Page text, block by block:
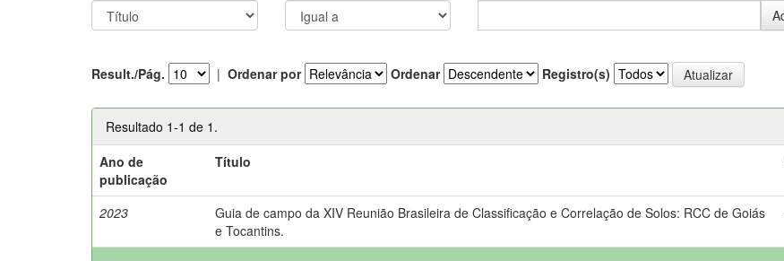
Result./Pág. | Ordenar por Ordenar Registro(s)
Resultado 1-1 de 1.
Ano de
publicação
Título
2023
Guia de campo da XIV Reunião Brasileira de Classificação e Correlação de Solos: RCC de Goiás
e Tocantins.